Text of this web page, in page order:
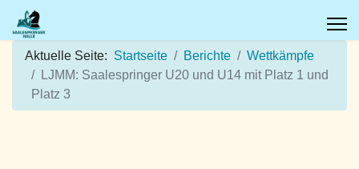
Aktuelle Seite: Startseite Berichte
Wettkämpfe
LJMM: Saalespringer U20 und U14 mit Platz 1 und
Platz 3